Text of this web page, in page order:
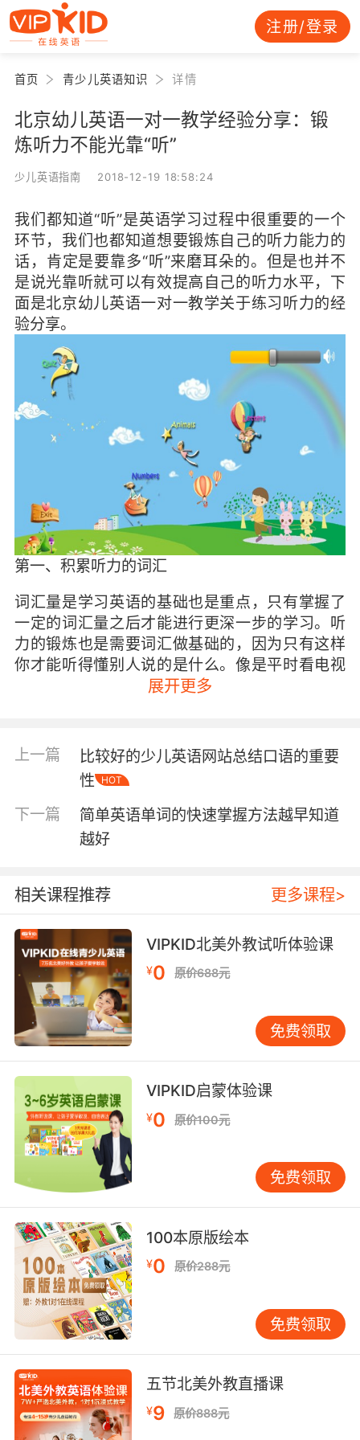
注册/登录
首页 青少儿英语知识 详情
北京幼儿英语一对一教学经验分享：锻
炼听力不能光靠“听”
少儿英语指南 2018-12-19 18:58:24
我们都知道“听”是英语学习过程中很重要的一个
环节，我们也都知道想要锻炼自己的听力能力的
话，肯定是要靠多“听”来磨耳朵的。但是也并不
是说光靠听就可以有效提高自己的听力水平，下
面是北京幼儿英语一对一教学关于练习听力的经
验分享。
第一、积累听力的词汇
词汇量是学习英语的基础也是重点，只有掌握了
一定的词汇量之后才能进行更深一步的学习。听
力的锻炼也是需要词汇做基础的，因为只有这样
你才能听得懂别人说的是什么。像是平时看电视
或者逛超市的时候都可以积累自己的词汇量，比
一认为这都是我们学习的好素材。
第二、光听是听不会的
我们都知道要对孩子进行“磨耳朵”训练，具体的
做法就是让孩子大量地听，不管是在吃饭还是在
个“音”，孩子可能并不知道自己听的是什么，因
此在听的基础上可以融入“看”。比如英文绘本就
是一个很不错的选择，孩子在看的同时也可以
听，北京幼儿英语一对一认为这样对于孩子的学
习来说是双层效应的。
第三、听什么？
北京幼儿英语一对一认为对于幼儿来说还是听一
些简单的儿歌童谣最好，这样孩子就可以在儿歌
悠扬的旋律中来学习英语了，他们至少不会排斥
这样的学习方式。那么慢慢地孩子积累了一定的
词汇量之后，可以听一些复杂的材料去学习较难
的英语知识。
在“听”的时候也要注意：
注意内容的选择最好是从易到难的，孩子的学习
本来就是这样一个循序渐进的过程，有一个变难
的过程孩子才能更好地接受下一步的学习。
综上就是北京幼儿英语一对一教学关于练习听力
的经验分享，希望可以为大家练习听力带去有效
的帮助。
展开更多
上一篇
比较好的少儿英语网站总结口语的重要
性
HOT
下一篇
简单英语单词的快速掌握方法越早知道
越好
相关课程推荐 更多课程>
VIPKID北美外教试听体验课
¥0 原价688元
免费领取
VIPKID启蒙体验课
¥0 原价100元
免费领取
100本原版绘本
¥0 原价288元
免费领取
五节北美外教直播课
¥9 原价888元